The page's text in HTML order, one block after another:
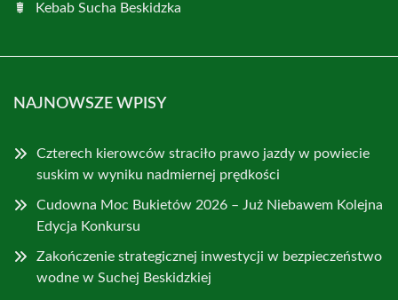
Kebab Sucha Beskidzka
NAJNOWSZE WPISY
Czterech kierowców straciło prawo jazdy w powiecie
suskim w wyniku nadmiernej prędkości
Cudowna Moc Bukietów 2026 – Już Niebawem Kolejna
Edycja Konkursu
Zakończenie strategicznej inwestycji w bezpieczeństwo
wodne w Suchej Beskidzkiej